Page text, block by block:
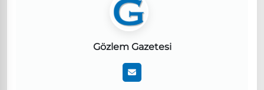
Gözlem Gazetesi